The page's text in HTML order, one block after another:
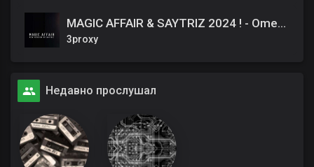
MAGIC AFFAIR & SAYTRIZ 2024 ! - Omen III (new Saytriz version)
3proxy
Недавно прослушал